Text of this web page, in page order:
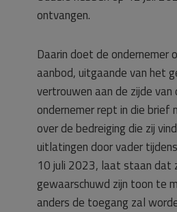
ontvangen.
Daarin doet de ondernemer
aanbod, uitgaande van het
vertrouwen aan de zijde van
ondernemer rept in die brief
over de bedreiging die zij
uitlatingen door vader
10 juli 2023, laat staan dat
gewaarschuwd zijn toon te
anders de toegang zal